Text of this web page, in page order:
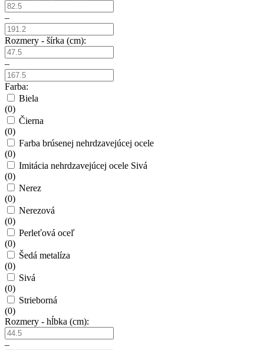
–
Rozmery - šírka (cm):
–
Farba:
Biela
(0)
Čierna
(0)
Farba brúsenej nehrdzavejúcej ocele
(0)
Imitácia nehrdzavejúcej ocele Sivá
(0)
Nerez
(0)
Nerezová
(0)
Perleťová oceľ
(0)
Šedá metalíza
(0)
Sivá
(0)
Strieborná
(0)
Rozmery - hĺbka (cm):
–